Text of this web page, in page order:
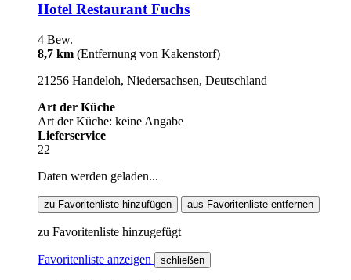
Hotel Restaurant Fuchs
4 Bew.
8,7 km (Entfernung von Kakenstorf)
21256 Handeloh, Niedersachsen, Deutschland
Art der Küche
Art der Küche: keine Angabe
Lieferservice
22
Daten werden geladen...
zu Favoritenliste hinzufügen aus Favoritenliste entfernen
zu Favoritenliste hinzugefügt
Favoritenliste anzeigen schließen